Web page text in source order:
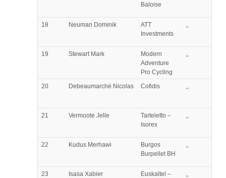
Baloise
18 Neuman Dominik
ATT
Investments
,,
19 StewartMark
Modern
Adventure
Pro Cycling
,,
20 Debeaumarché Nicolas Cofidis ,,
21 Vermoote Jelle
Tarteletto –
Isorex
,,
22 Kudus Merhawi
Burgos
Burpellet BH
,,
23 Isasa Xabier Euskaltel – ,,